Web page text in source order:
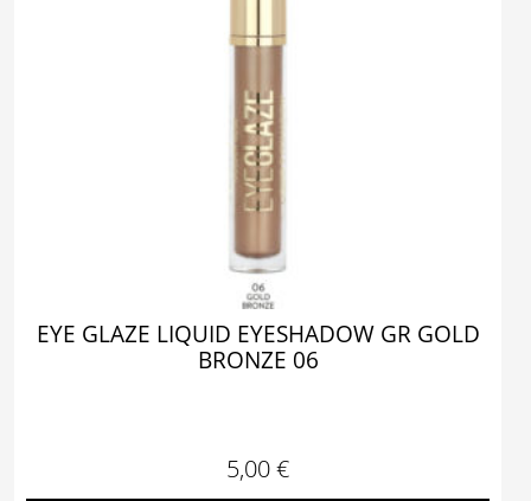
EYE GLAZE LIQUID EYESHADOW GR GOLD
BRONZE 06
5,00€